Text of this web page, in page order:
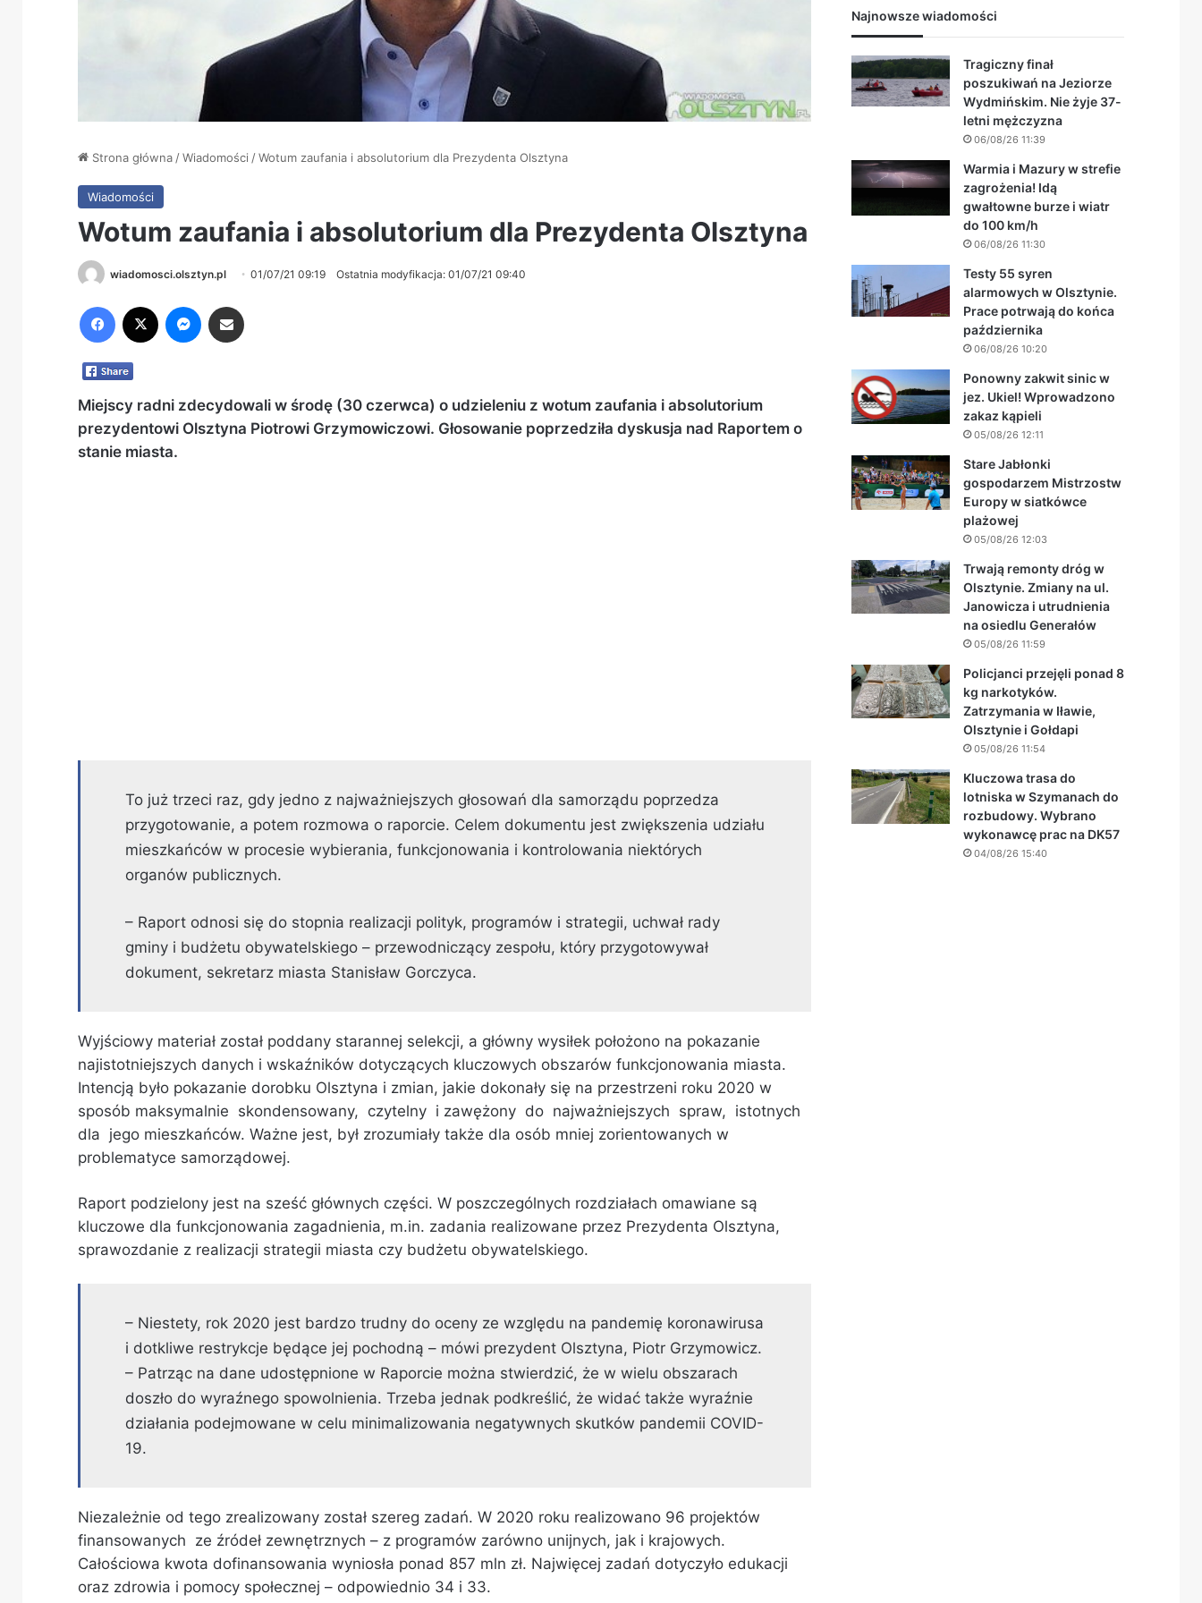
Strona główna/Wiadomości /Wotum zaufania i absolutorium dla Prezydenta Olsztyna
Wiadomości
Wotum zaufania i absolutorium dla Prezydenta Olsztyna
wiadomosci.olsztyn.pl 01/07/21 09:19 Ostatnia modyfikacja: 01/07/21 09:40
Miejscy radni zdecydowali w środę (30 czerwca) o udzieleniu z wotum zaufania i absolutorium
prezydentowi Olsztyna Piotrowi Grzymowiczowi. Głosowanie poprzedziła dyskusja nad Raportem o
stanie miasta.
To już trzeci raz, gdy jedno z najważniejszych głosowań dla samorządu poprzedza
przygotowanie, a potem rozmowa o raporcie. Celem dokumentu jest zwiększenia udziału
mieszkańców w procesie wybierania, funkcjonowania i kontrolowania niektórych
organów publicznych.
– Raport odnosi się do stopnia realizacji polityk, programów i strategii, uchwał rady
gminy i budżetu obywatelskiego – przewodniczący zespołu, który przygotowywał
dokument, sekretarz miasta Stanisław Gorczyca.
Wyjściowy materiał został poddany starannej selekcji, a główny wysiłek położono na pokazanie
najistotniejszych danych i wskaźników dotyczących kluczowych obszarów funkcjonowania miasta.
Intencją było pokazanie dorobku Olsztyna i zmian, jakie dokonały się na przestrzeni roku 2020 w
sposób maksymalnie skondensowany, czytelny i zawężony do najważniejszych spraw, istotnych
dla jego mieszkańców. Ważne jest, był zrozumiały także dla osób mniej zorientowanych w
problematyce samorządowej.
Raport podzielony jest na sześć głównych części. W poszczególnych rozdziałach omawiane są
kluczowe dla funkcjonowania zagadnienia, m.in. zadania realizowane przez Prezydenta Olsztyna,
sprawozdanie z realizacji strategii miasta czy budżetu obywatelskiego.
– Niestety, rok 2020 jest bardzo trudny do oceny ze względu na pandemię koronawirusa
i dotkliwe restrykcje będące jej pochodną – mówi prezydent Olsztyna, Piotr Grzymowicz.
– Patrząc na dane udostępnione w Raporcie można stwierdzić, że w wielu obszarach
doszło do wyraźnego spowolnienia. Trzeba jednak podkreślić, że widać także wyraźnie
działania podejmowane w celu minimalizowania negatywnych skutków pandemii COVID-
19.
Niezależnie od tego zrealizowany został szereg zadań. W 2020 roku realizowano 96 projektów
finansowanych ze źródeł zewnętrznych – z programów zarówno unijnych, jak i krajowych.
Całościowa kwota dofinansowania wyniosła ponad 857 mln zł. Najwięcej zadań dotyczyło edukacji
oraz zdrowia i pomocy społecznej – odpowiednio 34 i 33.
Najnowsze wiadomości
Tragiczny finał
poszukiwań na Jeziorze
Wydmińskim. Nie żyje 37-
letni mężczyzna
06/08/26 11:39
Warmia i Mazury w strefie
zagrożenia! Idą
gwałtowne burze i wiatr
do 100 km/h
06/08/26 11:30
Testy 55 syren
alarmowych w Olsztynie.
Prace potrwają do końca
października
06/08/26 10:20
Ponowny zakwit sinic w
jez. Ukiel! Wprowadzono
zakaz kąpieli
05/08/26 12:11
Stare Jabłonki
gospodarzem Mistrzostw
Europy w siatkówce
plażowej
05/08/26 12:03
Trwają remonty dróg w
Olsztynie. Zmiany na ul.
Janowicza i utrudnienia
na osiedlu Generałów
05/08/26 11:59
Policjanci przejęli ponad 8
kg narkotyków.
Zatrzymania w Iławie,
Olsztynie i Gołdapi
05/08/26 11:54
Kluczowa trasa do
lotniska w Szymanach do
rozbudowy. Wybrano
wykonawcę prac na DK57
04/08/26 15:40